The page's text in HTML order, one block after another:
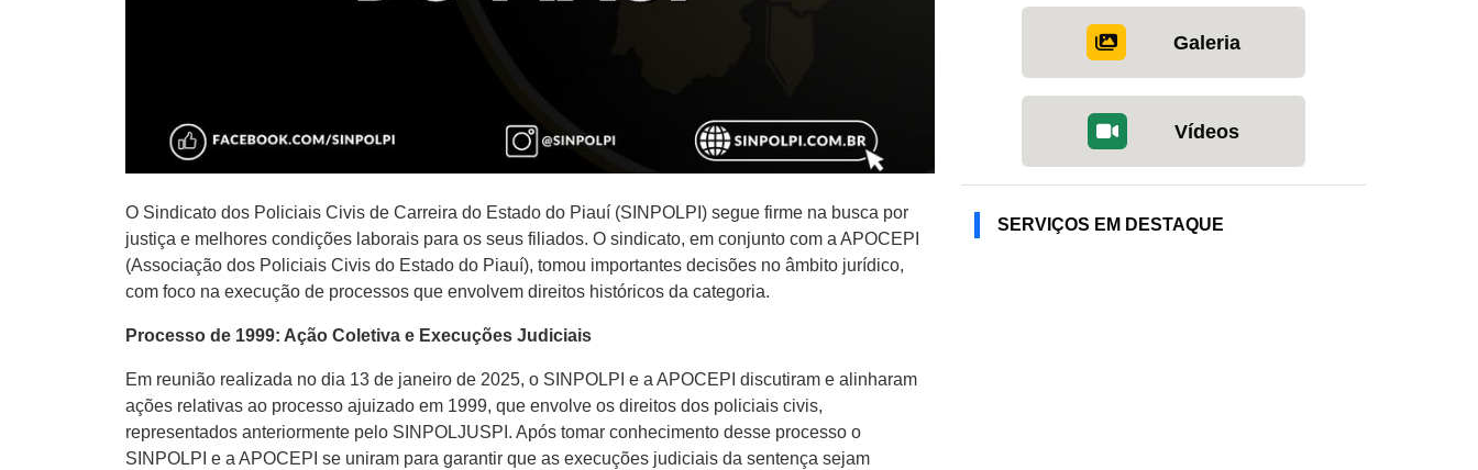
O Sindicato dos Policiais Civis de Carreira do Estado do Piauí (SINPOLPI) segue firme na busca por
justiça e melhores condições laborais para os seus filiados. O sindicato, em conjunto com a APOCEPI
(Associação dos Policiais Civis do Estado do Piauí), tomou importantes decisões no âmbito jurídico,
com foco na execução de processos que envolvem direitos históricos da categoria.
Processo de 1999: Ação Coletiva e Execuções Judiciais
Em reunião realizada no dia 13 de janeiro de 2025, o SINPOLPI e a APOCEPI discutiram e alinharam
ações relativas ao processo ajuizado em 1999, que envolve os direitos dos policiais civis,
representados anteriormente pelo SINPOLJUSPI. Após tomar conhecimento desse processo o
SINPOLPI e a APOCEPI se uniram para garantir que as execuções judiciais da sentença sejam
Galeria
Vídeos
SERVIÇOS EM DESTAQUE